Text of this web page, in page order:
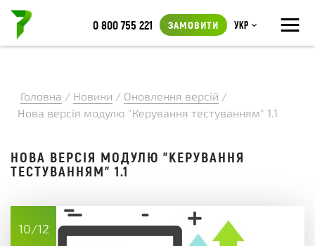
≡
0 800 755 221 ЗАМОВИТИ Укр
Головна / Новини / Оновлення версій /
Нова версія модулю "Керування тестуванням" 1.1
НОВА ВЕРСІЯ МОДУЛЮ "КЕРУВАННЯ
ТЕСТУВАННЯМ" 1.1
10/12